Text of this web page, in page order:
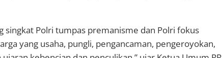
singkat Polri tumpas premanisme dan Polri fokus
yang usaha, pungli, pengancaman, pengeroyokan,